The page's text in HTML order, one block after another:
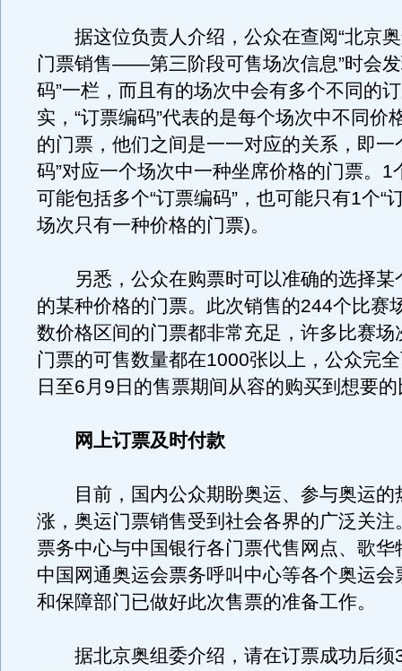
据这位负责人介绍，公众在查阅“北京奥
门票销售——第三阶段可售场次信息”时会发
码”一栏，而且有的场次中会有多个不同的
实，“订票编码”代表的是每个场次中不同价
的门票，他们之间是一一对应的关系，即一
码”对应一个场次中一种坐席价格的门票。1
可能包括多个“订票编码”，也可能只有1个“
场次只有一种价格的门票)。
另悉，公众在购票时可以准确的选择某
的某种价格的门票。此次销售的244个比赛
数价格区间的门票都非常充足，许多比赛场
门票的可售数量都在1000张以上，公众完
日至6月9日的售票期间从容的购买到想要
网上订票及时付款
目前，国内公众期盼奥运、参与奥运的
涨，奥运门票销售受到社会各界的广泛关注
票务中心与中国银行各门票代售网点、歌华
中国网通奥运会票务呼叫中心等各个奥运会
和保障部门已做好此次售票的准备工作。
据北京奥组委介绍，请在订票成功后须